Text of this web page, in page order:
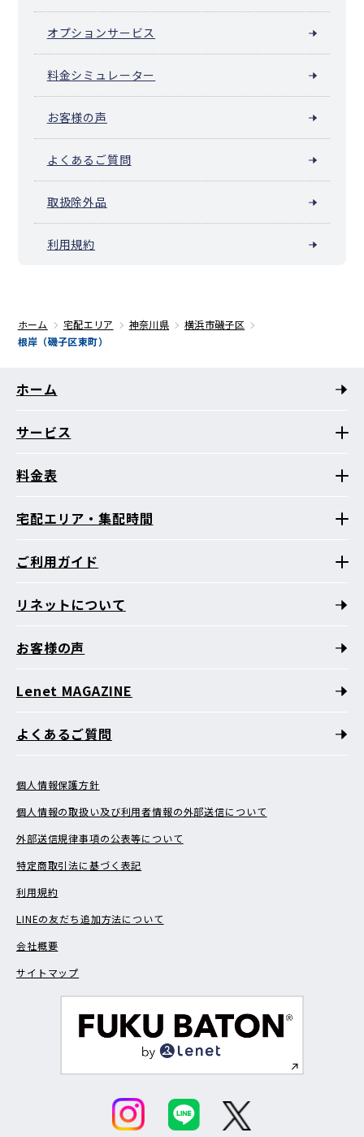
オプションサービス
料金シミュレーター
お客様の声
よくあるご質問
取扱除外品
利用規約
ホーム 宅配エリア 神奈川県
横浜市磯子区
根岸（磯子区東町）
ホーム
サービス
料金表
宅配エリア・集配時間
ご利用ガイド
リネットについて
お客様の声
Lenet MAGAZINE
よくあるご質問
個人情報保護方針
個人情報の取扱い及び利用者情報の外部送信について
外部送信規律事項の公表等について
特定商取引法に基づく表記
利用規約
LINEの友だち追加方法について
会社概要
サイトマップ